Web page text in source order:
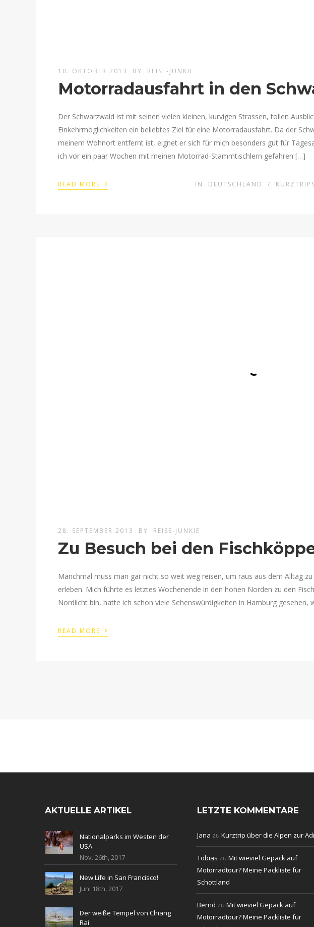
10. OKTOBER 2013 BY REISE-JUNKIE
Motorradausfahrt in den
Der Schwarzwald ist mit seinen vielen kleinen, kurvigen Strassen, tollen
Einkehrmöglichkeiten ein beliebtes Ziel für eine Motorradausfahrt. Da der
meinem Wohnort entfernt ist, eignet er sich für mich besonders gut für
ich vor ein paar Wochen mit meinen Motorrad-Stammtischlern gefahren […]
READ MORE › IN DEUTSCHLAND / KURZTRIPS
28. SEPTEMBER 2013 BY REISE-JUNKIE
Zu Besuch bei den
Manchmal muss man gar nicht so weit weg reisen, um raus aus dem Alltag
erleben. Mich führte es letztes Wochenende in den hohen Norden zu den
Nordlicht bin, hatte ich schon viele Sehenswürdigkeiten in Hamburg gesehen,
READ MORE ›
AKTUELLE ARTIKEL
Nationalparks im Westen der
USA
Nov. 26th, 2017
New Life in San Francisco!
Juni 18th, 2017
Der weiße Tempel von Chiang
Rai
LETZTE KOMMENTARE
Jana zu Kurztrip über die Alpen zur
Tobias zu Mit wieviel Gepäck auf
Motorradtour? Meine Packliste für
Schottland
Bernd zu Mit wieviel Gepäck auf
Motorradtour? Meine Packliste für